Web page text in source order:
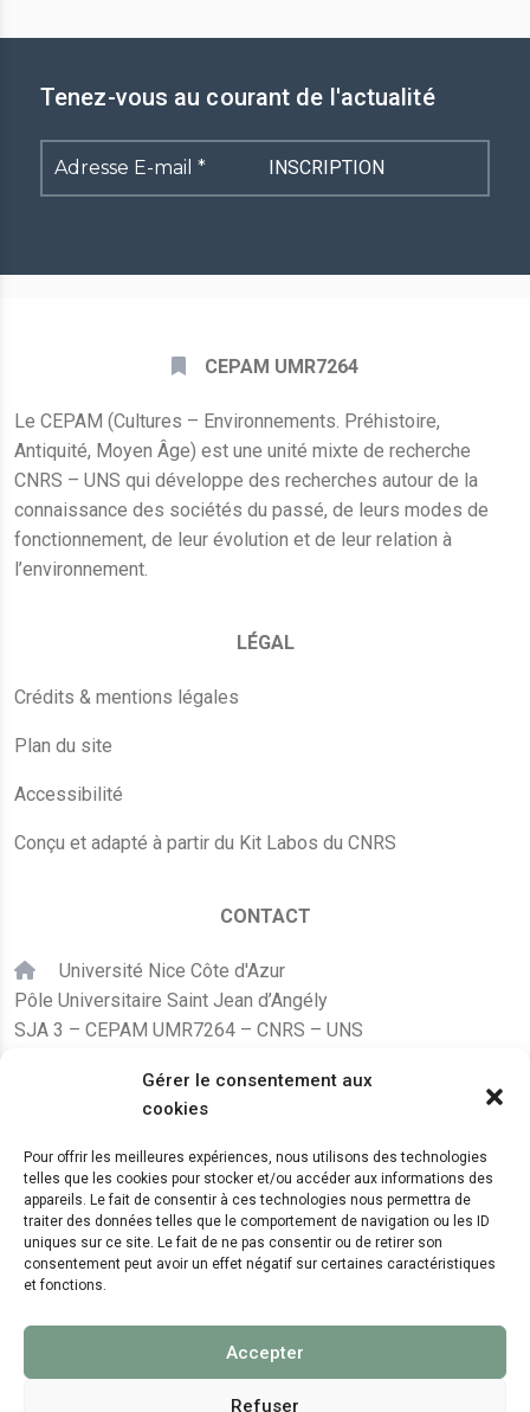
Gérer le consentement aux
cookies
Pour offrir les meilleures expériences, nous utilisons des technologies
telles que les cookies pour stocker et/ou accéder aux informations des
appareils. Le fait de consentir à ces technologies nous permettra de
traiter des données telles que le comportement de navigation ou les ID
uniques sur ce site. Le fait de ne pas consentir ou de retirer son
consentement peut avoir un effet négatif sur certaines caractéristiques
et fonctions.
Accepter
Refuser
Tenez-vous au courant de l'actualité
Adresse
E-
CEPAM UMR7264
Le CEPAM (Cultures – Environnements. Préhistoire,
Antiquité, Moyen Âge) est une unité mixte de recherche
CNRS – UNS qui développe des recherches autour de la
connaissance des sociétés du passé, de leurs modes de
fonctionnement, de leur évolution et de leur relation à
l’environnement.
LÉGAL
Crédits & mentions légales
Plan du site
Accessibilité
Conçu et adapté à partir du Kit Labos du CNRS
CONTACT
Université Nice Côte d'Azur
Pôle Universitaire Saint Jean d’Angély
SJA 3 – CEPAM UMR7264 – CNRS – UNS
+33 (0)4 89 15 24 08
LE CEPAM EST HÉBERGÉ PAR